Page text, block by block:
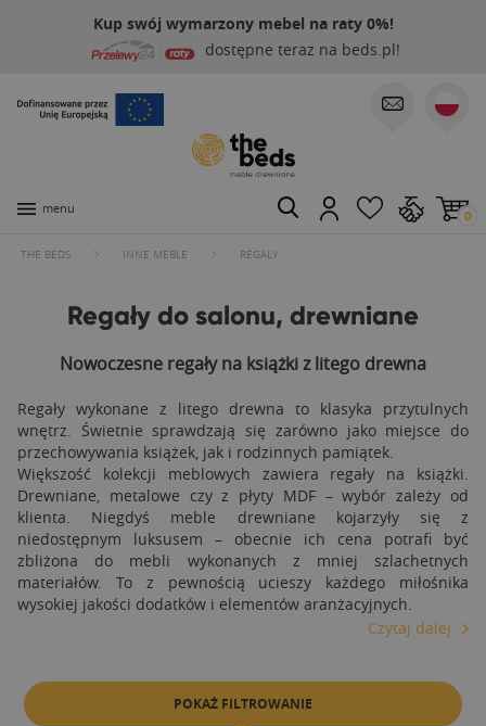
Kup swój wymarzony mebel na raty 0%!
dostępne teraz na beds.pl!
menu 0
THE BEDS INNE MEBLE REGAŁY
Regały do salonu, drewniane
Nowoczesne regały na książki z litego drewna
Regały wykonane z litego drewna to klasyka przytulnych
wnętrz. Świetnie sprawdzają się zarówno jako miejsce do
przechowywania książek, jak i rodzinnych pamiątek.
Większość kolekcji meblowych zawiera regały na książki.
Drewniane, metalowe czy z płyty MDF – wybór zależy od
klienta. Niegdyś meble drewniane kojarzyły się z
niedostępnym luksusem – obecnie ich cena potrafi być
zbliżona do mebli wykonanych z mniej szlachetnych
materiałów. To z pewnością ucieszy każdego miłośnika
wysokiej jakości dodatków i elementów aranżacyjnych.
Czytaj dalej
POKAŻ FILTROWANIE